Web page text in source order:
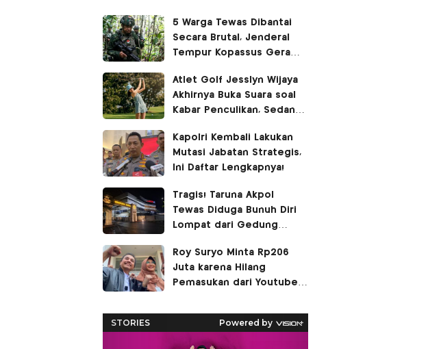
5 Warga Tewas Dibantai
Secara Brutal, Jenderal
Tempur Kopassus Geram
Atlet Golf Jesslyn Wijaya
Akhirnya Buka Suara soal
Kabar Penculikan, Sedang
Kapolri Kembali Lakukan
Mutasi Jabatan Strategis,
Ini Daftar Lengkapnya!
Tragis! Taruna Akpol
Tewas Diduga Bunuh Diri
Lompat dari Gedung
Roy Suryo Minta Rp206
Juta karena Hilang
Pemasukan dari Youtube
Reaksi Polda Metro